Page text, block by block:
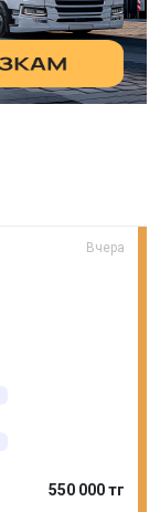
Вчера
550 000 тг